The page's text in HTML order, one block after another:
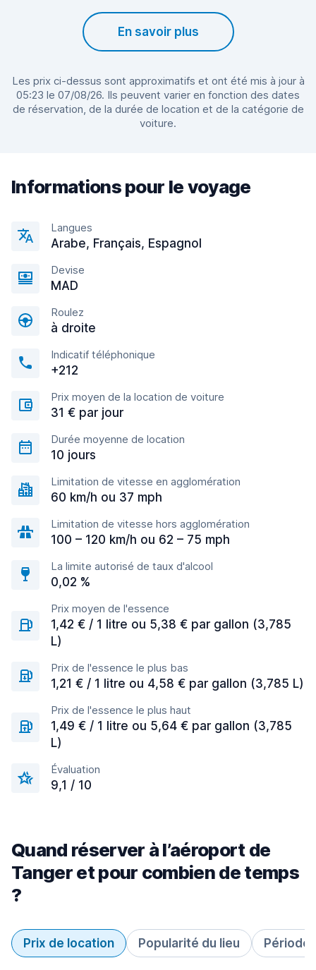
En savoir plus
Les prix ci-dessus sont approximatifs et ont été mis à jour à
05:23 le 07/08/26. Ils peuvent varier en fonction des dates
de réservation, de la durée de location et de la catégorie de
voiture.
Informations pour le voyage
Langues
Arabe, Français, Espagnol
Devise
MAD
Roulez
à droite
Indicatif téléphonique
+212
Prix moyen de la location de voiture
31 € par jour
Durée moyenne de location
10 jours
Limitation de vitesse en agglomération
60 km/h ou 37 mph
Limitation de vitesse hors agglomération
100 – 120 km/h ou 62 – 75 mph
La limite autorisé de taux d'alcool
0,02 %
Prix moyen de l'essence
1,42 € / 1 litre ou 5,38 € par gallon (3,785
L)
Prix de l'essence le plus bas
1,21 € / 1 litre ou 4,58 € par gallon (3,785 L)
Prix de l'essence le plus haut
1,49 € / 1 litre ou 5,64 € par gallon (3,785
L)
Évaluation
9,1 / 10
Quand réserver à l’aéroport de
Tanger et pour combien de temps
?
Prix de location Popularité du lieu Période